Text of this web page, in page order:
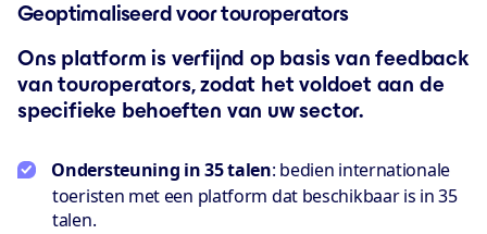
Geoptimaliseerd voor touroperators
Ons platform is verfijnd op basis van feedback
van touroperators, zodat het voldoet aan de
specifieke behoeften van uw sector.
Ondersteuning in 35 talen: bedien internationale
toeristen met een platform dat beschikbaar is in 35
talen.